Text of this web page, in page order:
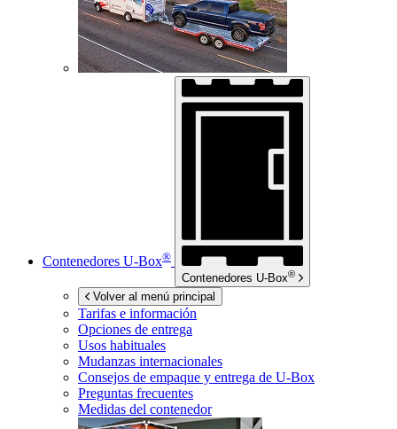
Contenedores U-Box®
Contenedores U-Box®
Volver al menú principal
Tarifas e información
Opciones de entrega
Usos habituales
Mudanzas internacionales
Consejos de empaque y entrega de U-Box
Preguntas frecuentes
Medidas del contenedor